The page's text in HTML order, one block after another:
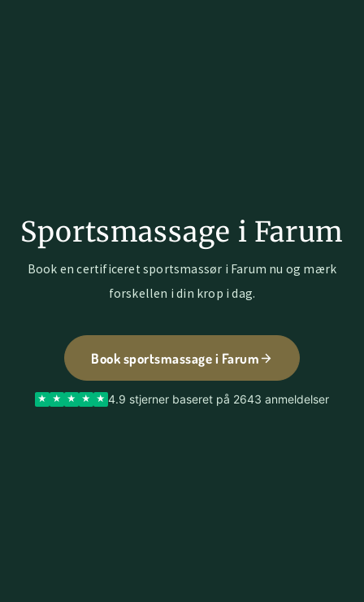
Sportsmassage i Farum
Book en certificeret sportsmassør i Farum nu og mærk
forskellen i din krop i dag.
Book sportsmassage i Farum
4.9 stjerner baseret på 2643 anmeldelser